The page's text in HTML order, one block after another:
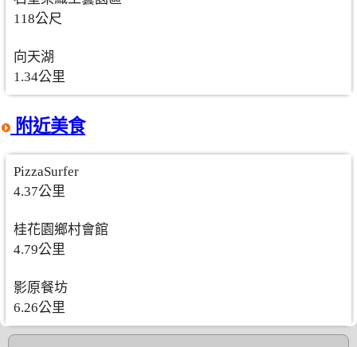
118公尺
向天湖
1.34公里
附近美食
PizzaSurfer
4.37公里
桂花園鄉村會館
4.79公里
影原餐坊
6.26公里